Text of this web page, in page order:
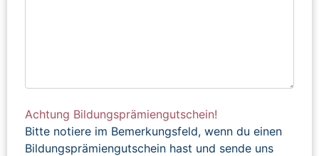
Achtung Bildungsprämiengutschein!
Bitte notiere im Bemerkungsfeld, wenn du einen
Bildungsprämiengutschein hast und sende uns